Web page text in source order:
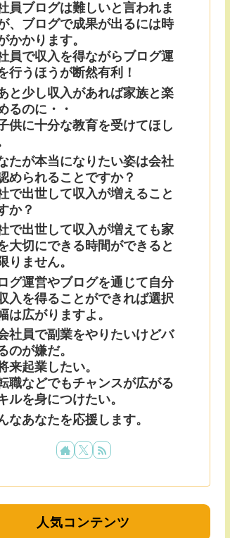
員ブログは難しいと言われま
、ブログで成果が出るには時
かかります。
員で収入を得ながらブログ運
行うほうが断然有利！
と少し収入があれば家族と楽
るのに・・
供に十分な教育を受けてほし
たが本当になりたい姿は会社
められることですか？
で出世して収入が増えること
か？
で出世して収入が増えても家
大切にできる時間ができると
りません。
グ運営やブログを通じて自分
入を得ることができれば選択
は広がりますよ。
社員で副業をやりたいけどバ
のが嫌だ。
来起業したい。
職などでもチャンスが広がる
ルを身につけたい。
なあなたを応援します。
人気コンテンツ